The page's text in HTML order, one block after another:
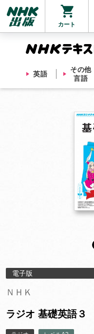
カート
英語
その他
言語
他
電子版
ＮＨＫ
ラジオ 基礎英語